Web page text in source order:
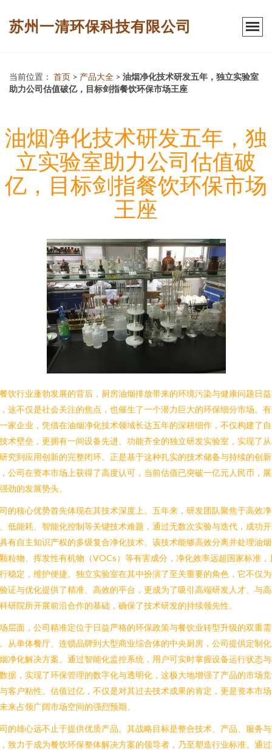
苏州一清环保科技有限公司
当前位置： 首页 > 产品大全 > 油烟净化技术研发五年，独立实验室
助力公司估值破亿，目标剑指餐饮环保市场王座
油烟净化技术研发五年，独
立实验室助力公司估值破
亿，目标剑指餐饮环保市场
王座
饮行业蓬勃发展的背后，厨房油烟排放带来的环境污染与健康问题日
这不仅是社会关注的焦点，也催生了一个潜力巨大的环保细分市场。
家企业，凭借在油烟净化技术领域长达五年的深耕细作，不仅构建了
术壁垒，更拥有一间设备先进、功能齐全的独立研发实验室，实现了
究到应用创新的完整闭环。正是基于这种扎实的技术储备与持续的创
公司在资本市场上获得了高度认可，当前估值已突破一亿元人民币，
劲的发展势头。
的核心优势首先体现在其技术深度上。五年来，研发团队聚焦于高效净
低能耗、智能化控制等关键技术难题，通过无数次实验与迭代，成功
有自主知识产权的多级复合净化技术。该技术能够高效分离并处理油
粒物、挥发性有机物（VOCs）等有害成分，净化效率远超国家标准，
稳定，维护便捷。独立实验室在其中扮演了至关重要的角色，它不仅
证与优化提供了精准、高效的平台，更成为了吸引高端研发人才、与
研院所开展前沿合作的基础，确保了技术研发的持续领先性。
层面，公司精准定位于日益严格的环保政策与餐饮业转型升级的双重需
从单体餐厅、连锁品牌到大型商业综合体的中央厨房，公司提供定制
净化解决方案。通过智能化监控系统，用户可实时掌握设备运行状态
据，实现了环保管理的数字化与透明化，这极大地增强了产品的市场
客户粘性。估值过亿，不仅是对其过去技术成果的肯定，更是资本市
来占领广阔市场空间的强烈预期。
的雄心远不止于提供优质产品。其战略目标是整合技术、产品、服务
致力于成为餐饮环保整体解决方案的领导者，乃至塑造行业标准。通